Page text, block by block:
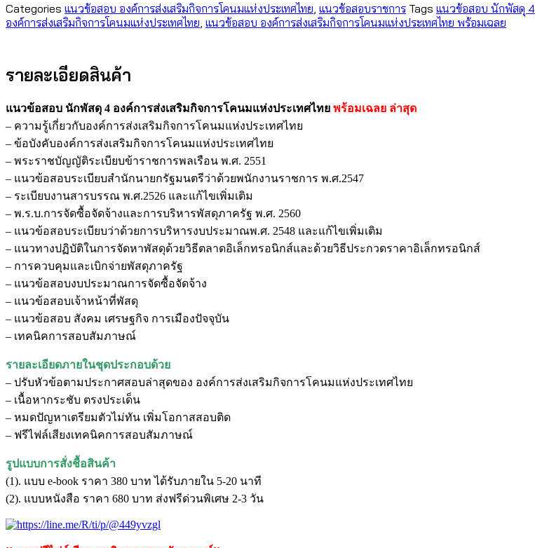
Categories แนวข้อสอบ องค์การส่งเสริมกิจการโคนมแห่งประเทศไทย แนวข้อสอบราชการ Tags แนวข้อสอบ นักพัสดุ 4
องค์การส่งเสริมกิจการโคนมแห่งประเทศไทย แนวข้อสอบ องค์การส่งเสริมกิจการโคนมแห่งประเทศไทย พร้อมเฉลย
รายละเอียดสินค้า
แนวข้อสอบ นักพัสดุ 4 องค์การส่งเสริมกิจการโคนมแห่งประเทศไทย พร้อมเฉลย ล่าสุด
– ความรู้เกี่ยวกับองค์การส่งเสริมกิจการโคนมแห่งประเทศไทย
– ข้อบังคับองค์การส่งเสริมกิจการโคนมแห่งประเทศไทย
– พระราชบัญญัติระเบียบข้าราชการพลเรือน พ.ศ. 2551
– แนวข้อสอบระเบียบสำนักนายกรัฐมนตรีว่าด้วยพนักงานราชการ พ.ศ.2547
– ระเบียบงานสารบรรณ พ.ศ.2526 และแก้ไขเพิ่มเติม
– พ.ร.บ.การจัดซื้อจัดจ้างและการบริหารพัสดุภาครัฐ พ.ศ. 2560
– แนวข้อสอบระเบียบว่าด้วยการบริหารงบประมาณพ.ศ. 2548 และแก้ไขเพิ่มเติม
– แนวทางปฏิบัติในการจัดหาพัสดุด้วยวิธีตลาดอิเล็กทรอนิกส์และด้วยวิธีประกวดราคาอิเล็กทรอนิกส์
– การควบคุมและเบิกจ่ายพัสดุภาครัฐ
– แนวข้อสอบงบประมาณการจัดซื้อจัดจ้าง
– แนวข้อสอบเจ้าหน้าที่พัสดุ
– แนวข้อสอบ สังคม เศรษฐกิจ การเมืองปัจจุบัน
– เทคนิคการสอบสัมภาษณ์
รายละเอียดภายในชุดประกอบด้วย
– ปรับหัวข้อตามประกาศสอบล่าสุดของ องค์การส่งเสริมกิจการโคนมแห่งประเทศไทย
– เนื้อหากระชับ ตรงประเด็น
– หมดปัญหาเตรียมตัวไม่ทัน เพิ่มโอกาสสอบติด
– ฟรีไฟล์เสียงเทคนิคการสอบสัมภาษณ์
รูปแบบการสั่งชื้อสินค้า
(1). แบบ e-book ราคา 380 บาท ได้รับภายใน 5-20 นาที
(2). แบบหนังสือ ราคา 680 บาท ส่งฟรีด่วนพิเศษ 2-3 วัน